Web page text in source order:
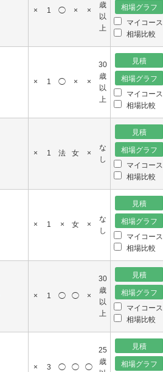
× 1 ◯ × ×
歳
以
上
マイコース
相場比較
× 1 ◯ × ×
30
歳
以
上
マイコース
相場比較
× 1 法 女 ×
な
し
マイコース
相場比較
× 1 × 女 ×
な
し
マイコース
相場比較
× 1 ◯ ◯ ×
30
歳
以
上
マイコース
相場比較
× 3 ◯ ◯ ◯
25
歳